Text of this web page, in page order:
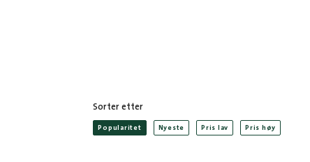
Sorter etter
Popularitet Nyeste Pris lav Pris høy